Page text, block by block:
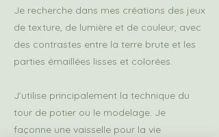
Je recherche dans mes créations des jeux
de texture, de lumière et de couleur, avec
des contrastes entre la terre brute et les
parties émaillées lisses et colorées.
J’utilise principalement la technique du
tour de potier ou le modelage. Je
façonne une vaisselle pour la vie